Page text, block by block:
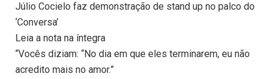
Júlio Cocielo faz demonstração de stand up no palco do
‘Conversa’
Leia a nota na íntegra
“Vocês diziam: “No dia em que eles terminarem, eu não
acredito mais no amor.”